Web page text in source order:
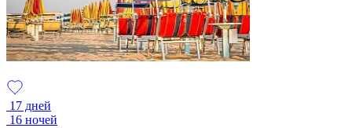
17 дней
16 ночей